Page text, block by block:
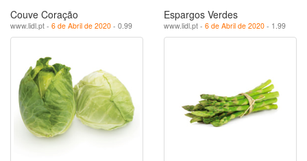
Couve Coração
www.lidl.pt - 6 de Abril de 2020 - 0.99
Espargos Verdes
www.lidl.pt - 6 de Abril de 2020 - 1.99